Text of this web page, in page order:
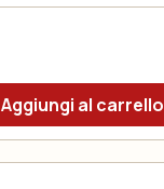
Aggiungi al carrello